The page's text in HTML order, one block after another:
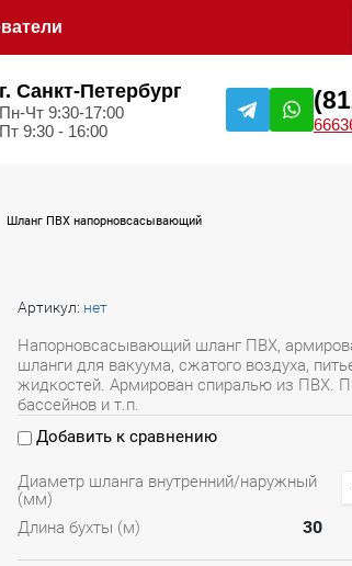
г. Санкт-Петербург
Пн-Чт 9:30-17:00
Пт 9:30 - 16:00
Шланг ПВХ напорновсасывающий
Артикул: нет
Напорновсасывающий шланг ПВХ,
шланги для вакуума, сжатого воздуха,
жидкостей. Армирован спиралью из ПВХ.
бассейнов и т.п.
Добавить к сравнению
Диаметр шланга внутренний/наружный
(мм)
Длина бухты (м)
30